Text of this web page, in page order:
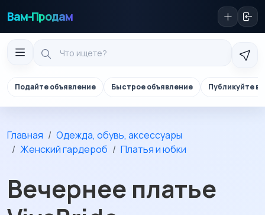
Вам-Продам
Подайте объявление Быстрое объявление Публикуйте в
Главная
Одежда, обувь, аксессуары
Женский гардероб
Платья и юбки
Вечернее платье